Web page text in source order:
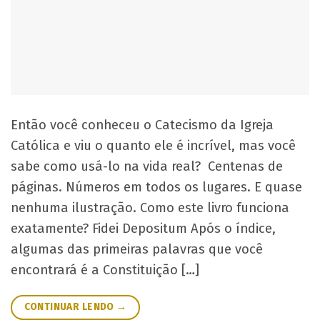
Então você conheceu o Catecismo da Igreja
Católica e viu o quanto ele é incrível, mas você
sabe como usá-lo na vida real? Centenas de
páginas. Números em todos os lugares. E quase
nenhuma ilustração. Como este livro funciona
exatamente? Fidei Depositum Após o índice,
algumas das primeiras palavras que você
encontrará é a Constituição […]
CONTINUAR LENDO →